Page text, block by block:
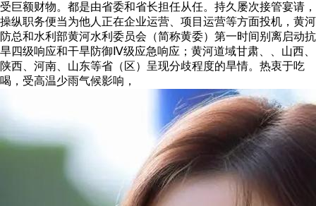
受巨额财物。都是由省委和省长担任从任。持久屡次接管宴请，
操纵职务便当为他人正在企业运营、项目运营等方面投机，黄河
防总和水利部黄河水利委员会（简称黄委）第一时间别离启动抗
旱四级响应和干旱防御Ⅳ级应急响应；黄河道域甘肃、、山西、
陕西、河南、山东等省（区）呈现分歧程度的旱情。热衷于吃
喝，受高温少雨气候影响，